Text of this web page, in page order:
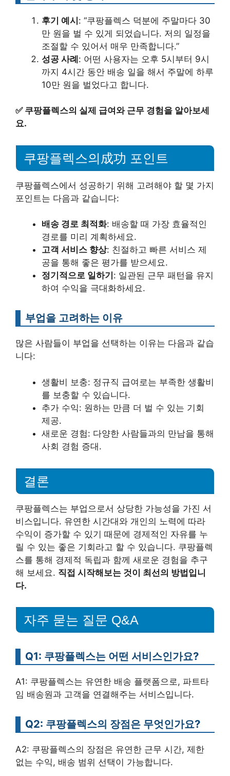
후기 예시: “쿠팡플렉스 덕분에 주말마다 30
만 원을 벌 수 있게 되었습니다. 저의 일정을
조절할 수 있어서 매우 만족합니다.”
성공 사례: 어떤 사용자는 오후 5시부터 9시
까지 4시간 동안 배송 일을 해서 주말에 하루
10만 원을 벌었다고 합니다.
✅ 쿠팡플렉스의 실제 급여와 근무 경험을 알아보세
요.
쿠팡플렉스의成功 포인트
쿠팡플렉스에서 성공하기 위해 고려해야 할 몇 가지
포인트는 다음과 같습니다:
배송 경로 최적화: 배송할 때 가장 효율적인
경로를 미리 계획하세요.
고객 서비스 향상: 친절하고 빠른 서비스 제
공을 통해 좋은 평가를 받으세요.
정기적으로 일하기 : 일관된 근무 패턴을 유지
하여 수익을 극대화하세요.
부업을 고려하는 이유
많은 사람들이 부업을 선택하는 이유는 다음과 같습
니다:
생활비 보충: 정규직 급여로는 부족한 생활비
를 보충할 수 있습니다.
추가 수익: 원하는 만큼 더 벌 수 있는 기회
제공.
새로운 경험: 다양한 사람들과의 만남을 통해
사회 경험 증대.
결론
쿠팡플렉스는 부업으로서 상당한 가능성을 가진 서
비스입니다. 유연한 시간대와 개인의 노력에 따라
수익이 증가할 수 있기 때문에 경제적인 자유를 누
릴 수 있는 좋은 기회라고 할 수 있습니다. 쿠팡플렉
스를 통해 경제적 독립과 함께 새로운 경험을 추구
해 보세요. 직접 시작해보는 것이 최선의 방법입니
다.
자주 묻는 질문 Q&A
Q1: 쿠팡플렉스는 어떤 서비스인가요?
A1: 쿠팡플렉스는 유연한 배송 플랫폼으로, 파트타
임 배송원과 고객을 연결해주는 서비스입니다.
Q2: 쿠팡플렉스의 장점은 무엇인가요?
A2: 쿠팡플렉스의 장점은 유연한 근무 시간, 제한
없는 수익, 배송 범위 선택이 가능합니다.